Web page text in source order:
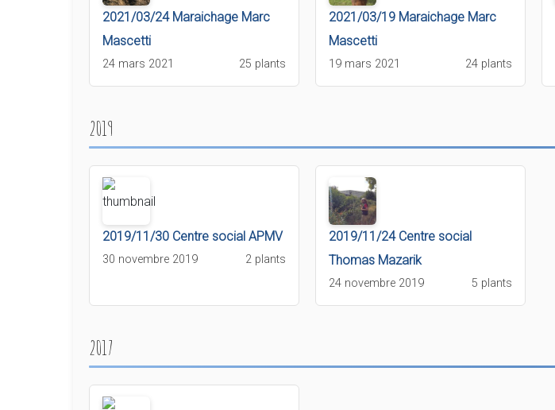
2021/03/24 Maraichage Marc
Mascetti
24 mars 2021 25 plants
2021/03/19 Maraichage Marc
Mascetti
19 mars 2021 24 plants
2019
2019/11/30 Centre social APMV
30 novembre 2019 2 plants
2019/11/24 Centre social
Thomas Mazarik
24 novembre 2019 5 plants
2017